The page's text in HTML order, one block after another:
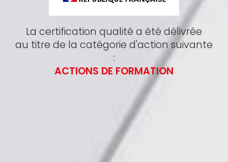
La certification qualité a été délivrée
au titre de la catégorie d'action suivante
:
ACTIONS DE FORMATION